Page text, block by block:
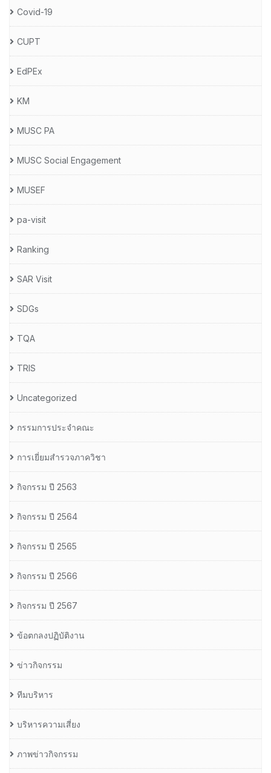
Covid-19
CUPT
EdPEx
KM
MUSC PA
MUSC Social Engagement
MUSEF
pa-visit
Ranking
SAR Visit
SDGs
TQA
TRIS
Uncategorized
กรรมการประจำคณะ
การเยี่ยมสำรวจภาควิชา
กิจกรรม ปี 2563
กิจกรรม ปี 2564
กิจกรรม ปี 2565
กิจกรรม ปี 2566
กิจกรรม ปี 2567
ข้อตกลงปฏิบัติงาน
ข่าวกิจกรรม
ทีมบริหาร
บริหารความเสี่ยง
ภาพข่าวกิจกรรม